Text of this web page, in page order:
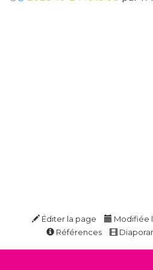
Éditer la page
Modifiée
Références